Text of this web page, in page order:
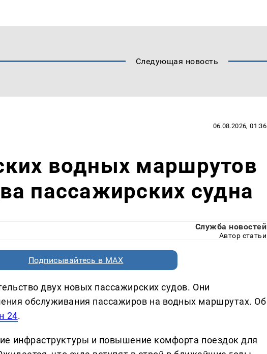
Следующая новость
06.08.2026, 01:36
водных маршрутов
пассажирских судна
Служба новостей
Автор статьи
Подписывайтесь в MAX
двух новых пассажирских судов. Они
обслуживания пассажиров на водных маршрутах. Об
24.
инфраструктуры и повышение комфорта поездок для